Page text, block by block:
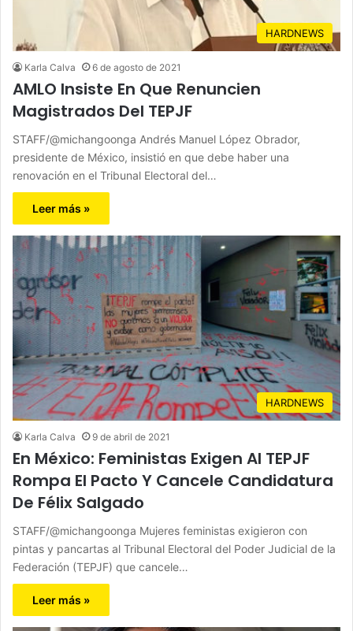
HARDNEWS
Karla Calva 6 de agosto de 2021
AMLO Insiste En Que Renuncien
Magistrados Del TEPJF
STAFF/@michangoonga Andrés Manuel López Obrador,
presidente de México, insistió en que debe haber una
renovación en el Tribunal Electoral del…
Leer más »
HARDNEWS
Karla Calva 9 de abril de 2021
En México: Feministas Exigen Al TEPJF
Rompa El Pacto Y Cancele Candidatura
De Félix Salgado
STAFF/@michangoonga Mujeres feministas exigieron con
pintas y pancartas al Tribunal Electoral del Poder Judicial de la
Federación (TEPJF) que cancele…
Leer más »